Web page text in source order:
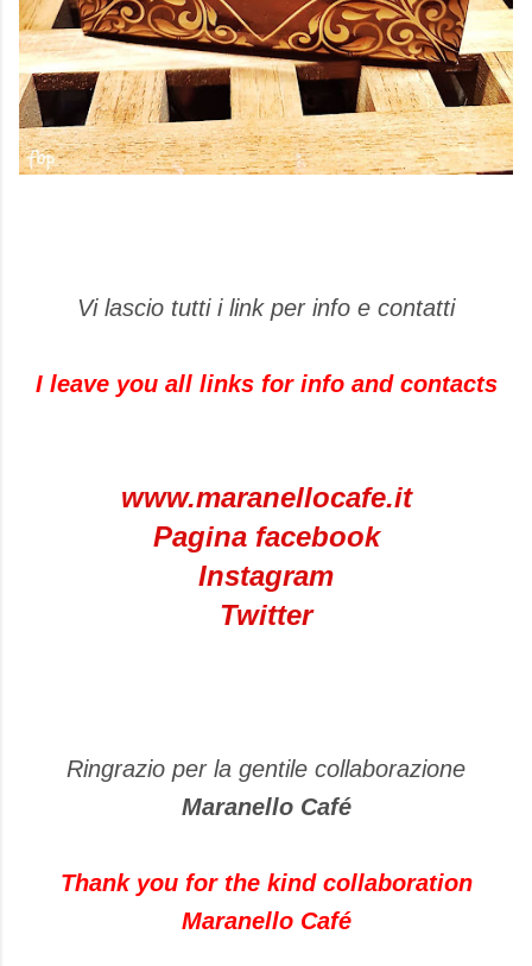
Vi lascio tutti i link per info e contatti
I leave you all links for info and contacts
www.maranellocafe.it
Pagina facebook
Instagram
Twitter
Ringrazio per la gentile collaborazione
Maranello Café
Thank you for the kind collaboration
Maranello Café